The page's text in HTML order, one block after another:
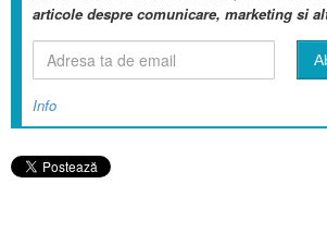
articole despre comunicare, marketing si
Info